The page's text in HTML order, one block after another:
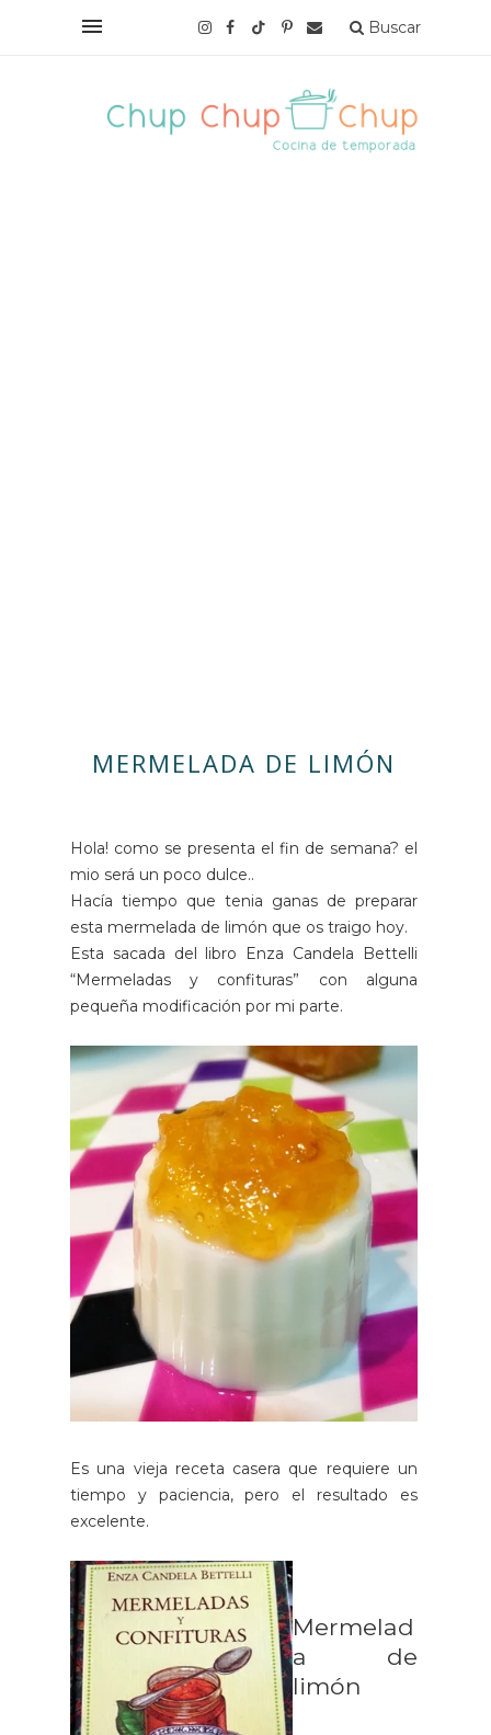
Buscar
MERMELADA DE LIMÓN
Hola! como se presenta el fin de semana? el
mio será un poco dulce..
Hacía tiempo que tenia ganas de preparar
esta mermelada de limón que os traigo hoy.
Esta sacada del libro
Enza Candela Bettelli
“Mermeladas y confituras” con alguna
pequeña modificación por mi parte.
Es una vieja receta casera que requiere un
tiempo y paciencia, pero el resultado es
excelente.
Mermelad
a de
limón